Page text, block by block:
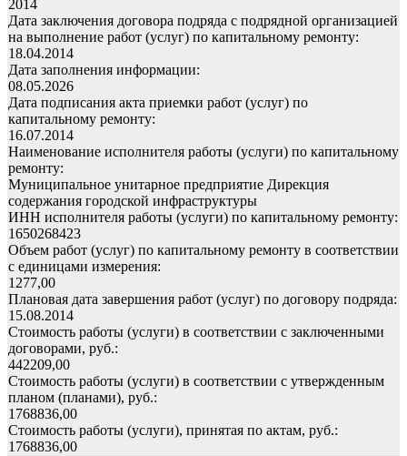
2014
Дата заключения договора подряда с подрядной организацией
на выполнение работ (услуг) по капитальному ремонту:
18.04.2014
Дата заполнения информации:
08.05.2026
Дата подписания акта приемки работ (услуг) по
капитальному ремонту:
16.07.2014
Наименование исполнителя работы (услуги) по капитальному
ремонту:
Муниципальное унитарное предприятие Дирекция
содержания городской инфраструктуры
ИНН исполнителя работы (услуги) по капитальному ремонту:
1650268423
Объем работ (услуг) по капитальному ремонту в соответствии
с единицами измерения:
1277,00
Плановая дата завершения работ (услуг) по договору подряда:
15.08.2014
Стоимость работы (услуги) в соответствии с заключенными
договорами, руб.:
442209,00
Стоимость работы (услуги) в соответствии с утвержденным
планом (планами), руб.:
1768836,00
Стоимость работы (услуги), принятая по актам, руб.:
1768836,00